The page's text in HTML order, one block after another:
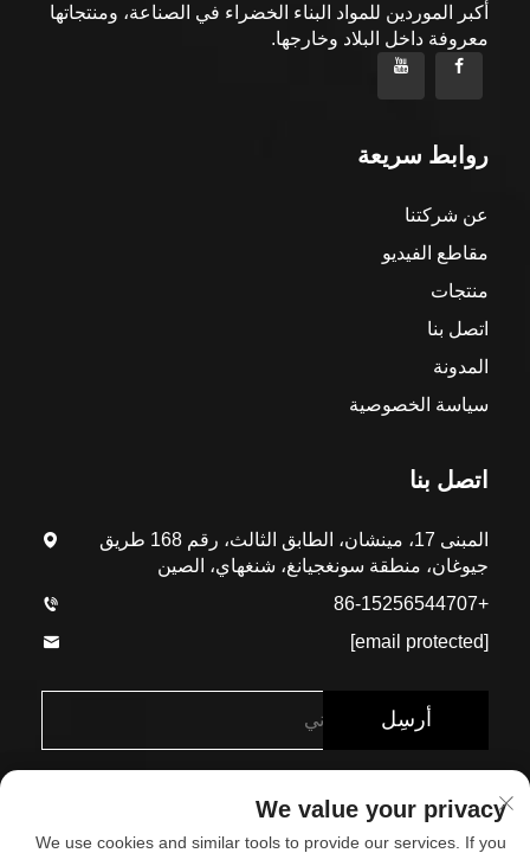
أكبر الموردين للمواد البناء الخضراء في الصناعة، ومنتجاتها
معروفة داخل البلاد وخارجها.
روابط سريعة
عن شركتنا
مقاطع الفيديو
منتجات
اتصل بنا
المدونة
سياسة الخصوصية
اتصل بنا
المبنى 17، مينشان، الطابق الثالث، رقم 168 طريق
جيوغان، منطقة سونغجيانغ، شنغهاي، الصين
+86-15256544707
[email protected]
أرسِل
We value your privacy
We use cookies and similar tools to provide our services. If you